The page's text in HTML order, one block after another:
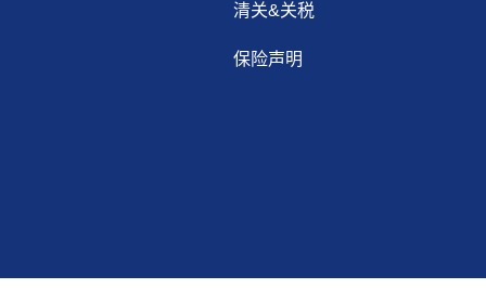
清关&关税
保险声明